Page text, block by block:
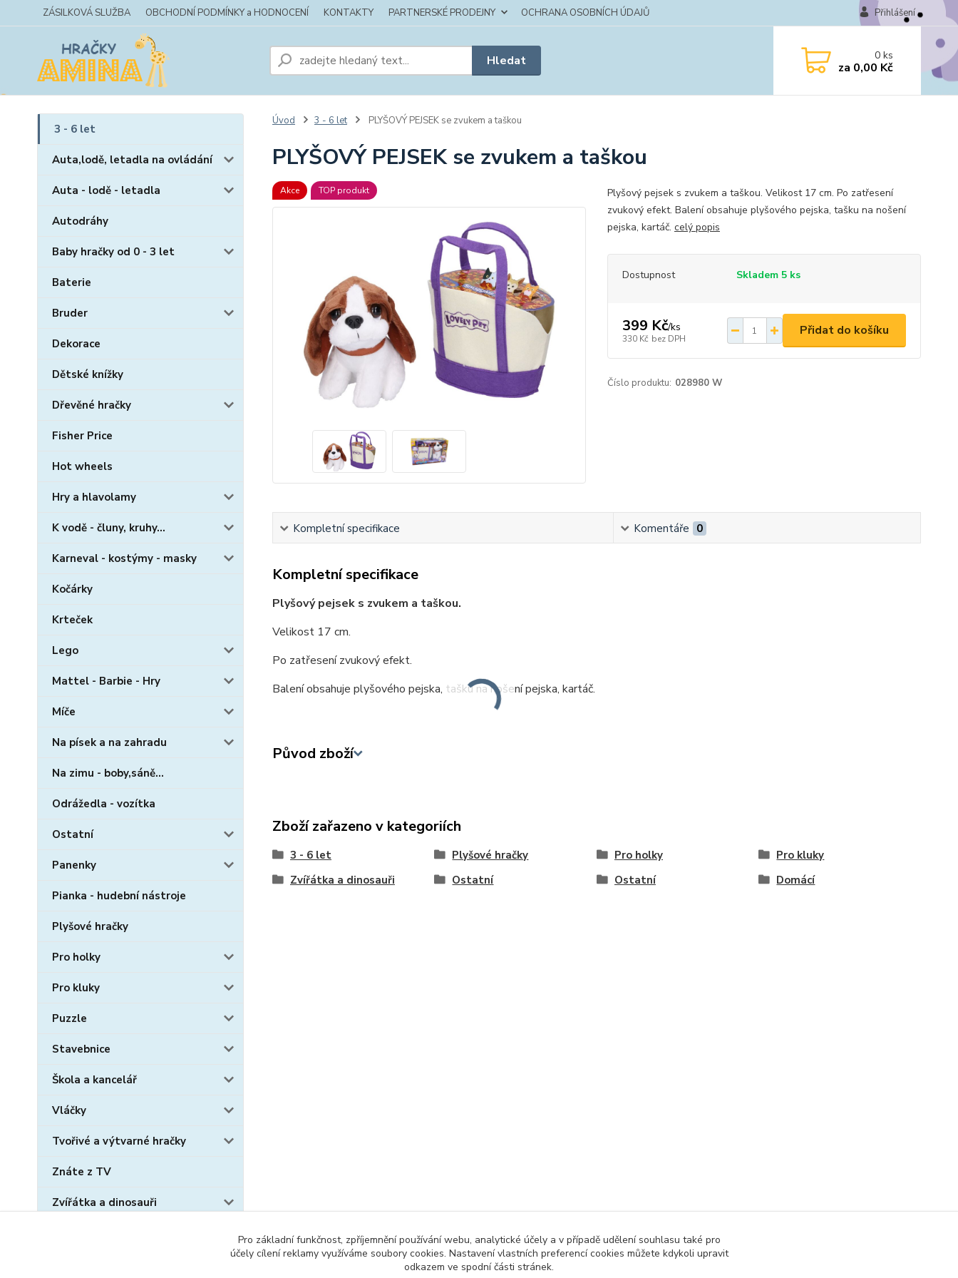
ZÁSILKOVÁ SLUŽBA OBCHODNÍ PODMÍNKY a HODNOCENÍ KONTAKTY PARTNERSKÉ PRODEJNY OCHRANA OSOBNÍCH ÚDAJŮ Přihlášení
Hledat 0ks
za 0,00 Kč
3 - 6 let
Auta,lodě, letadla na ovládání
Auta - lodě - letadla
Autodráhy
Baby hračky od 0 - 3 let
Baterie
Bruder
Dekorace
Dětské knížky
Dřevěné hračky
Fisher Price
Hot wheels
Hry a hlavolamy
K vodě - čluny, kruhy...
Karneval - kostýmy - masky
Kočárky
Krteček
Lego
Mattel - Barbie - Hry
Míče
Na písek a na zahradu
Na zimu - boby,sáně...
Odrážedla - vozítka
Ostatní
Panenky
Pianka - hudební nástroje
Plyšové hračky
Pro holky
Pro kluky
Puzzle
Stavebnice
Škola a kancelář
Vláčky
Tvořivé a výtvarné hračky
Znáte z TV
Zvířátka a dinosauři
Úvod 3 - 6 let PLYŠOVÝ PEJSEK se zvukem a taškou
PLYŠOVÝ PEJSEK se zvukem a taškou
Akce TOP produkt
Plyšový pejsek s zvukem a taškou. Velikost 17 cm. Po zatřesení
zvukový efekt. Balení obsahuje plyšového pejska, tašku na nošení
pejska, kartáč. celý popis
Dostupnost Skladem 5 ks
399 Kč/ks
330 Kč bez DPH
Přidat do košíku
Číslo produktu: 028980 W
Kompletní specifikace Komentáře 0
Kompletní specifikace
Plyšový pejsek s zvukem a taškou.
Velikost 17 cm.
Po zatřesení zvukový efekt.
Balení obsahuje plyšového pejska, tašku na nošení pejska, kartáč.
Původ zboží
Zboží zařazeno v kategoriích
3 - 6 let Plyšové hračky Pro holky
Pro kluky
Zvířátka a dinosauři
Ostatní Ostatní Domácí
Pro základní funkčnost, zpříjemnění používání webu, analytické účely a v případě udělení souhlasu také pro
účely cílení reklamy využíváme soubory cookies. Nastavení vlastních preferencí cookies můžete kdykoli upravit
odkazem ve spodní části stránek.